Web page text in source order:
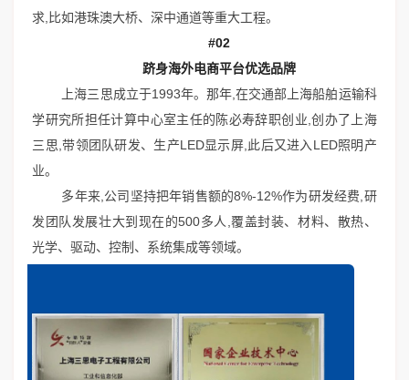
求,比如港珠澳大桥、深中通道等重大工程。
#02
跻身海外电商平台优选品牌
上海三思成立于1993年。那年,在交通部上海船舶运输科
学研究所担任计算中心室主任的陈必寿辞职创业,创办了上海
三思,带领团队研发、生产LED显示屏,此后又进入LED照明产
业。
多年来,公司坚持把年销售额的8%-12%作为研发经费,研
发团队发展壮大到现在的500多人,覆盖封装、材料、散热、
光学、驱动、控制、系统集成等领域。